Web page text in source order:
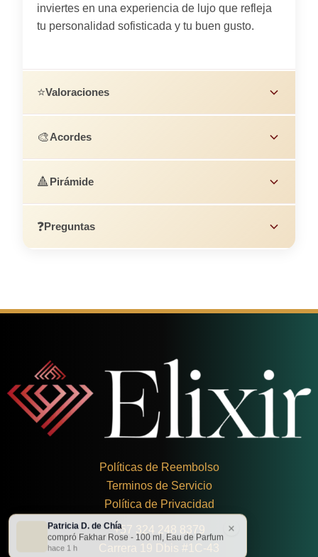
inviertes en una experiencia de lujo que refleja
tu personalidad sofisticada y tu buen gusto.
⭐Valoraciones
🎨Acordes
🔺Pirámide
❓Preguntas
Políticas de Reembolso
Terminos de Servicio
Política de Privacidad
+57 324 248 8379
Carrera 19 Dbis #1C-43
Patricia D. de Chía
compró Fakhar Rose - 100 ml, Eau de Parfum
hace 1 h
×